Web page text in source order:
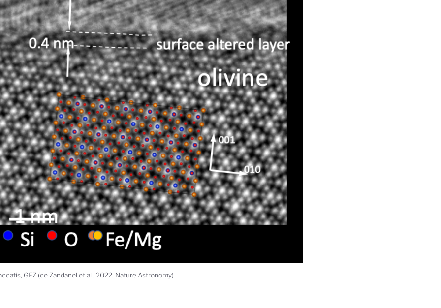
GFZ (de Zandanel et al., 2022, Nature Astronomy).